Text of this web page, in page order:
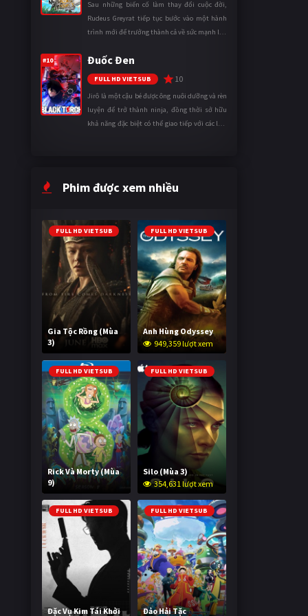
Sau những biến cố làm thay đổi cuộc đời,
Rudeus Greyrat tiếp tục bước vào một hành
trình mới để trưởng thành cả về sức mạnh lẫn
ngày càng khắc nghiệt, anh ...
#10 Đuốc Đen
FULL HD VIETSUB 10
Jirô là một cậu bé được ông nuôi dưỡng và rèn
luyện để trở thành ninja, đồng thời sở hữu
khả năng đặc biệt có thể giao tiếp với các loài
Phim được xem nhiều
FULL HD VIETSUB
Gia Tộc Rồng (Mùa
3)
2,017,167 lượt xem
FULL HD VIETSUB
Anh Hùng Odyssey
949,359 lượt xem
FULL HD VIETSUB
Rick Và Morty (Mùa
9)
2,993,944 lượt xem
FULL HD VIETSUB
Silo (Mùa 3)
354,631 lượt xem
FULL HD VIETSUB
Đặc Vụ Kim Tái Khởi
FULL HD VIETSUB
Đảo Hải Tặc